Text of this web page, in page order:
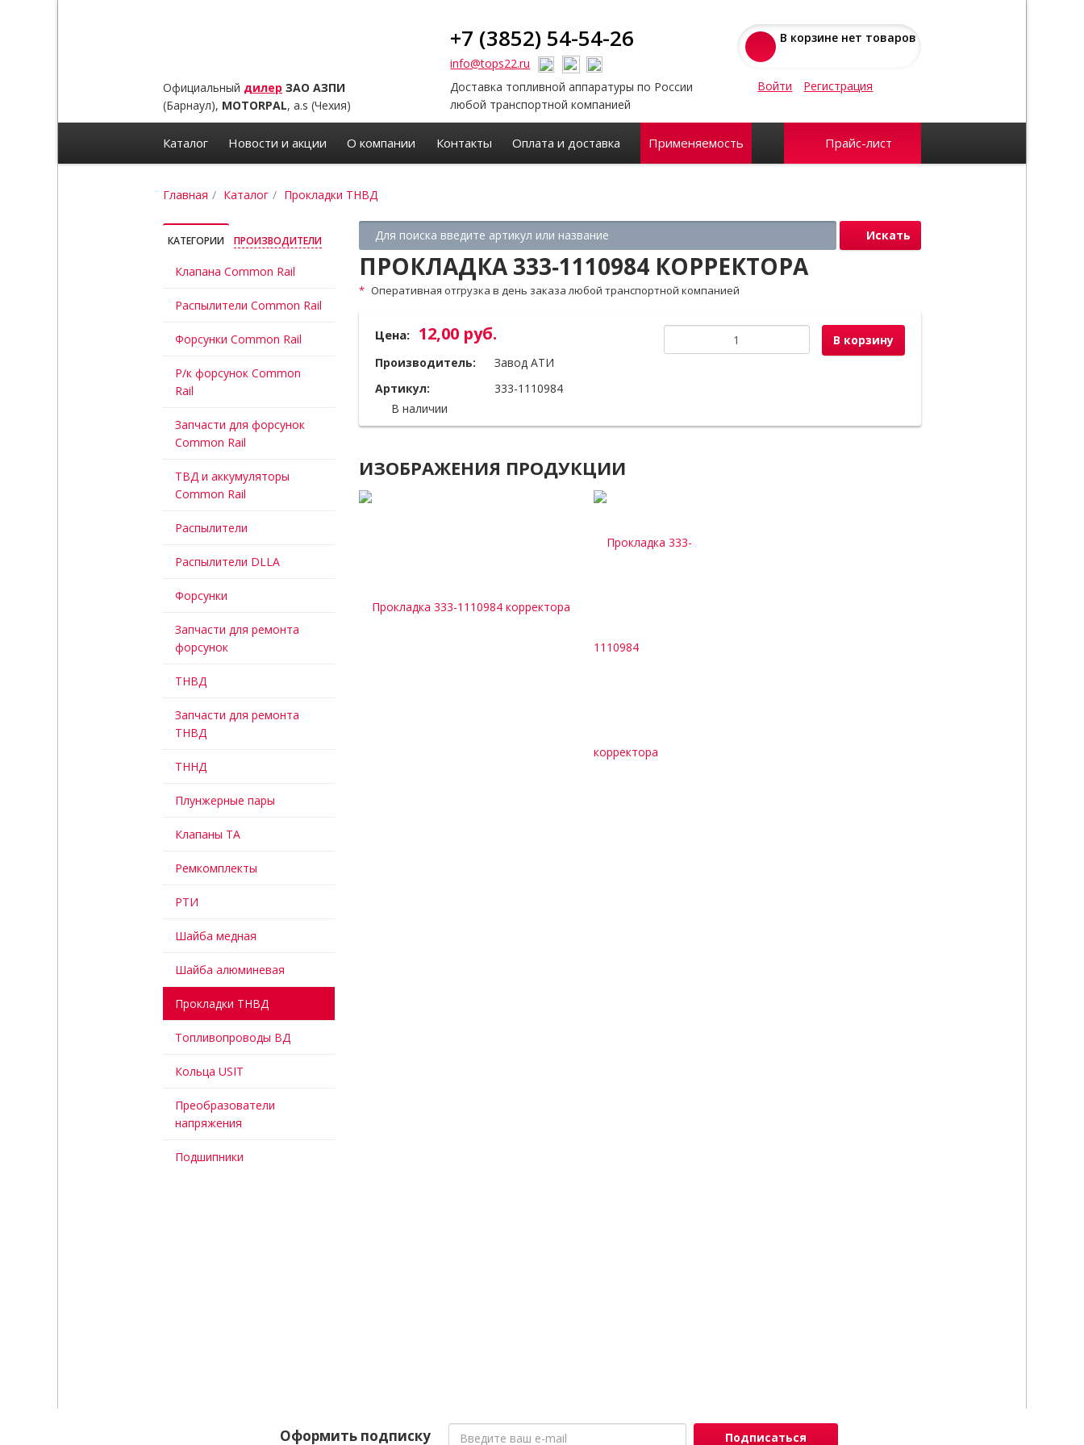
Официальный дилер ЗАО АЗПИ
(Барнаул), MOTORPAL, a.s (Чехия)
+7 (3852) 54-54-26
info@tops22.ru
Доставка топливной аппаратуры по России
любой транспортной компанией
В корзине нет товаров
Войти Регистрация
Каталог Новости и акции О компании Контакты Оплата и доставка Применяемость Прайс-лист
Главная Каталог Прокладки ТНВД
КАТЕГОРИИ ПРОИЗВОДИТЕЛИ
Клапана Common Rail
Распылители Common Rail
Форсунки Common Rail
Р/к форсунок Common
Rail
Запчасти для форсунок
Common Rail
ТВД и аккумуляторы
Common Rail
Распылители
Распылители DLLA
Форсунки
Запчасти для ремонта
форсунок
ТНВД
Запчасти для ремонта
ТНВД
ТННД
Плунжерные пары
Клапаны ТА
Ремкомплекты
РТИ
Шайба медная
Шайба алюминевая
Прокладки ТНВД
Топливопроводы ВД
Кольца USIT
Преобразователи
напряжения
Подшипники
Искать
ПРОКЛАДКА 333‑1110984 КОРРЕКТОРА
Оперативная отгрузка в день заказа любой транспортной компанией
Цена: 12,00 руб.
Производитель:
Завод АТИ
Артикул:
333-1110984
В наличии
В корзину
ИЗОБРАЖЕНИЯ ПРОДУКЦИИ
Оформить подписку Подписаться